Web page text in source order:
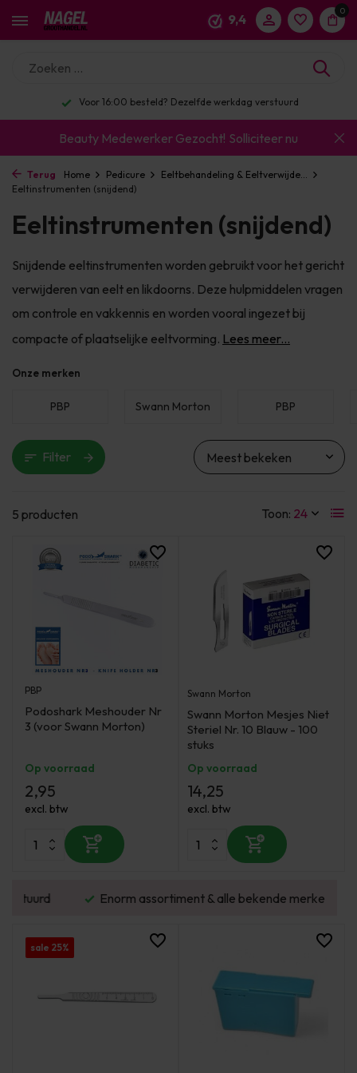
9,4
0
Enorm assortiment & alle bekende merken
Beauty Medewerker Gezocht! Solliciteer nu
Terug Home Pedicure
Eeltbehandeling & Eeltverwijde...
Eeltinstrumenten (snijdend)
Eeltinstrumenten (snijdend)
Snijdende eeltinstrumenten worden gebruikt voor het gericht
verwijderen van eelt en likdoorns. Deze hulpmiddelen vragen
om controle en vakkennis en worden vooral ingezet bij
compacte of plaatselijke eeltvorming. Lees meer...
Onze merken
PBP Swann Morton PBP
Filter
5 producten Toon:
PBP
Podoshark Meshouder Nr
3 (voor Swann Morton)
Op voorraad
2,95
excl. btw
Swann Morton
Swann Morton Mesjes Niet
Steriel Nr. 10 Blauw - 100
stuks
Op voorraad
14,25
excl. btw
Enorm assortiment & alle bekende merken
sale 25%